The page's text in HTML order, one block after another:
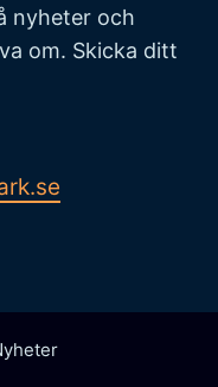
nyheter och
om. Skicka ditt